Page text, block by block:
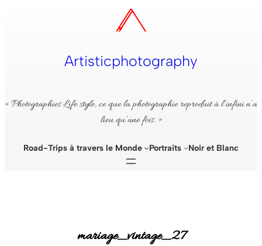
Artisticphotography
« Photographies Life style, ce que la photographie reproduit à l’infini n’a
lieu qu’une fois. »
Road-Trips à travers le Monde Portraits Noir et Blanc
mariage_vintage_27